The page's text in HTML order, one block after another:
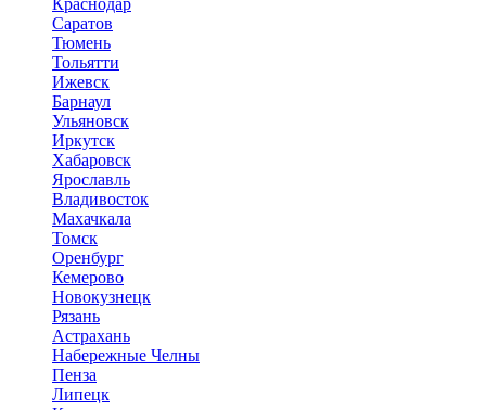
Саратов
Тюмень
Тольятти
Ижевск
Барнаул
Ульяновск
Иркутск
Хабаровск
Ярославль
Владивосток
Махачкала
Томск
Оренбург
Кемерово
Новокузнецк
Рязань
Астрахань
Набережные Челны
Пенза
Липецк